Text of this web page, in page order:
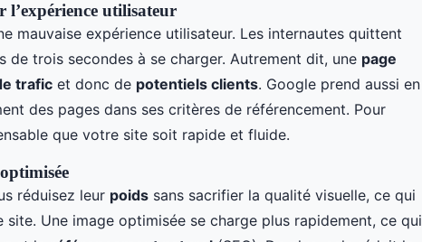
l’expérience utilisateur
mauvaise expérience utilisateur. Les internautes quittent
de trois secondes à se charger. Autrement dit, une page
trafic et donc de potentiels clients. Google prend aussi en
des pages dans ses critères de référencement. Pour
que votre site soit rapide et fluide.
réduisez leur poids sans sacrifier la qualité visuelle, ce qui
Une image optimisée se charge plus rapidement, ce qui